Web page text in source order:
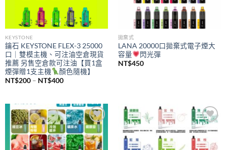
KEYSTONE
鑰石 KEYSTONE FLEX-3 25000
口｜雙模主機、可注油空倉現貨
推薦 另售空倉款可注油【買1盒
煙彈贈1支主機
顏色隨機】
NT$200 – NT$400價
NT$200
到
NT$400
拋棄式
LANA 20000口拋棄式電子煙大
容量
閃光彈
NT$450
Add to
wishlist
Add to